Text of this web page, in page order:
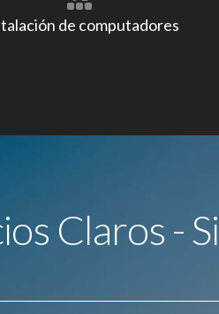
de computadores
Claros -